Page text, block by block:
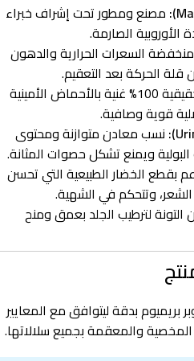
مصنع ومطور تحت إشراف خبراء
الأوروبية الصارمة.
منخفضة السعرات الحرارية والدهون
الحركة بعد التعقيم.
قطع تونة حقيقية 100% غنية بالأحماض الأمينية
قوية وصافية.
نسب معادن متوازنة ومحتوى
ويمنع تشكل حصوات المثانة.
بقطع الخضار الطبيعية التي تحسن
وتتحكم في الشهية.
لترطيب الجلد بعمق ومنح
بريميوم بدقة ليتوافق مع المعايير
المخصية والمعقمة بجميع سلالاتها.